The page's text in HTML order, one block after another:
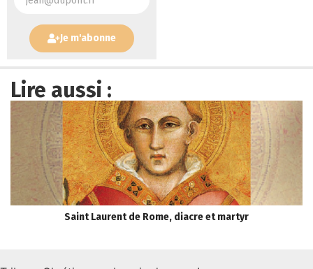
Je m'abonne
Lire aussi :
Saint Laurent de Rome, diacre et martyr